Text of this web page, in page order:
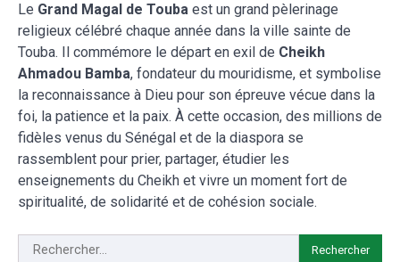
Le Grand Magal de Touba est un grand pèlerinage
religieux célébré chaque année dans la ville sainte de
Touba. Il commémore le départ en exil de Cheikh
Ahmadou Bamba, fondateur du mouridisme, et symbolise
la reconnaissance à Dieu pour son épreuve vécue dans la
foi, la patience et la paix. À cette occasion, des millions de
fidèles venus du Sénégal et de la diaspora se
rassemblent pour prier, partager, étudier les
enseignements du Cheikh et vivre un moment fort de
spiritualité, de solidarité et de cohésion sociale.